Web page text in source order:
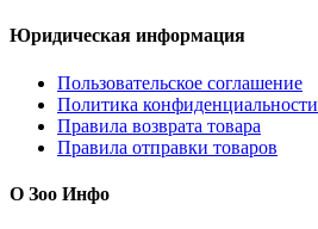
Юридическая информация
Пользовательское соглашение
Политика конфиденциальности
Правила возврата товара
Правила отправки товаров
О Зоо Инфо